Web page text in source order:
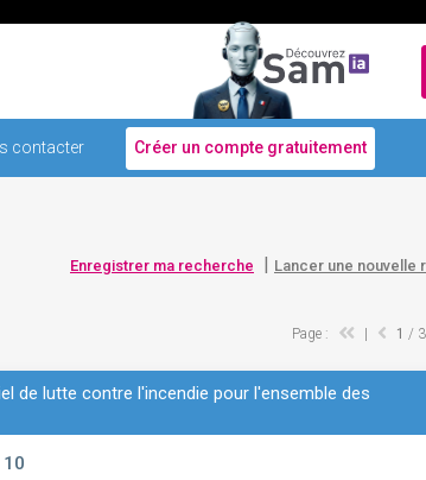
contacter Créer un compte gratuitement
Enregistrer ma recherche | Lancer une nouvelle
Page : 1 / 3
de lutte contre l'incendie pour l'ensemble des